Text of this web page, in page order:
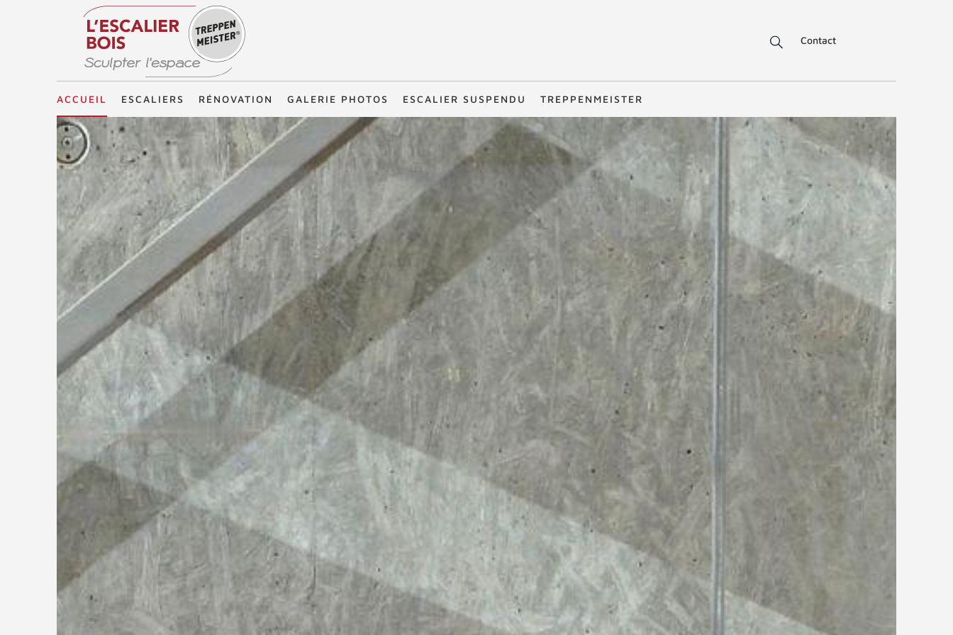
Treppenmeister - Sculpter l'espace
Contact
ACCUEIL ESCALIERS RÉNOVATION GALERIE PHOTOS ESCALIER SUSPENDU TREPPENMEISTER